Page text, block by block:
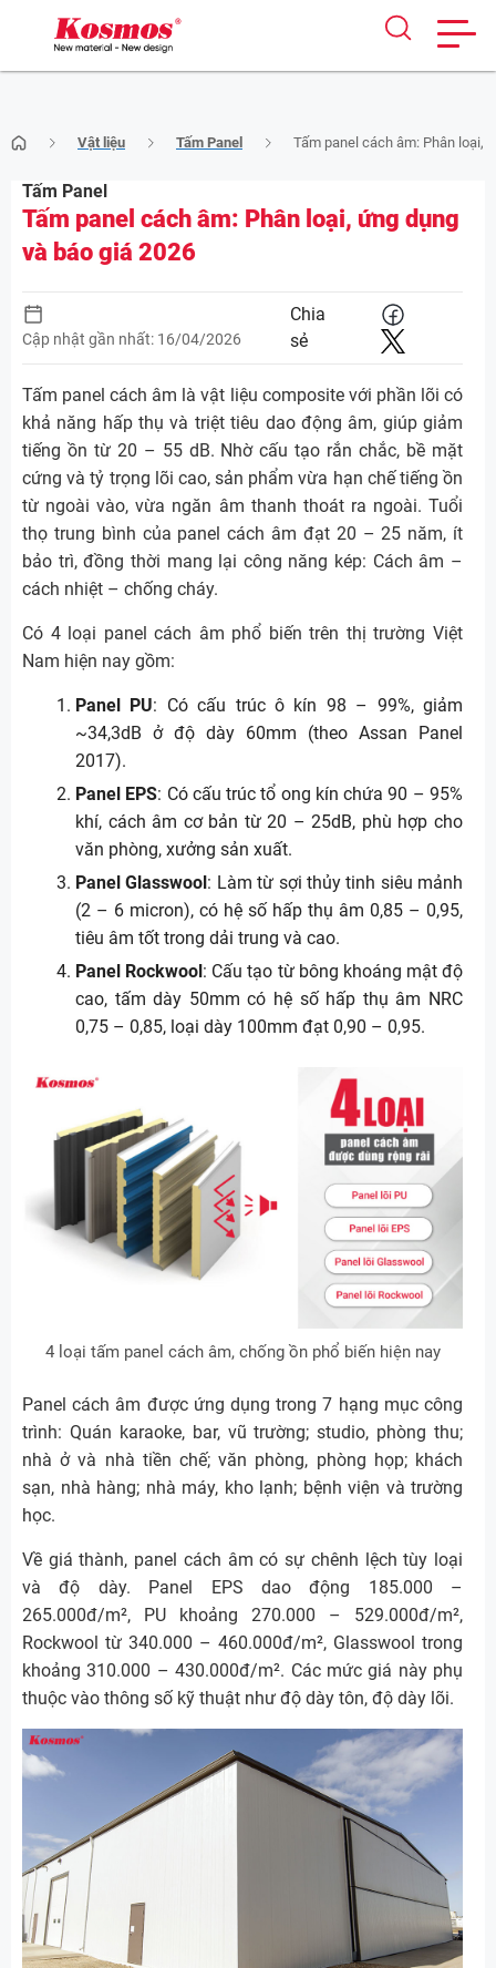
to
content
Vật liệu Tấm Panel Tấm panel cách âm: Phân loại,
Tấm Panel
Tấm panel cách âm: Phân loại, ứng dụng
và báo giá 2026
Cập nhật gần nhất: 16/04/2026
Chia
sẻ
Tấm panel cách âm là vật liệu composite với phần lõi có
khả năng hấp thụ và triệt tiêu dao động âm, giúp giảm
tiếng ồn từ 20 – 55 dB. Nhờ cấu tạo rắn chắc, bề mặt
cứng và tỷ trọng lõi cao, sản phẩm vừa hạn chế tiếng ồn
từ ngoài vào, vừa ngăn âm thanh thoát ra ngoài. Tuổi
thọ trung bình của panel cách âm đạt 20 – 25 năm, ít
bảo trì, đồng thời mang lại công năng kép: Cách âm –
cách nhiệt – chống cháy.
Có 4 loại panel cách âm phổ biến trên thị trường Việt
Nam hiện nay gồm:
Panel PU: Có cấu trúc ô kín 98 – 99%, giảm
~34,3dB ở độ dày 60mm (theo Assan Panel
2017).
Panel EPS: Có cấu trúc tổ ong kín chứa 90 – 95%
khí, cách âm cơ bản từ 20 – 25dB, phù hợp cho
văn phòng, xưởng sản xuất.
Panel Glasswool: Làm từ sợi thủy tinh siêu mảnh
(2 – 6 micron), có hệ số hấp thụ âm 0,85 – 0,95,
tiêu âm tốt trong dải trung và cao.
Panel Rockwool: Cấu tạo từ bông khoáng mật độ
cao, tấm dày 50mm có hệ số hấp thụ âm NRC
0,75 – 0,85, loại dày 100mm đạt 0,90 – 0,95.
4 loại tấm panel cách âm, chống ồn phổ biến hiện nay
Panel cách âm được ứng dụng trong 7 hạng mục công
trình: Quán karaoke, bar, vũ trường; studio, phòng thu;
nhà ở và nhà tiền chế; văn phòng, phòng họp; khách
sạn, nhà hàng; nhà máy, kho lạnh; bệnh viện và trường
học.
Về giá thành, panel cách âm có sự chênh lệch tùy loại
và độ dày. Panel EPS dao động 185.000 –
265.000đ/m², PU khoảng 270.000 – 529.000đ/m²,
Rockwool từ 340.000 – 460.000đ/m², Glasswool trong
khoảng 310.000 – 430.000đ/m². Các mức giá này phụ
thuộc vào thông số kỹ thuật như độ dày tôn, độ dày lõi.